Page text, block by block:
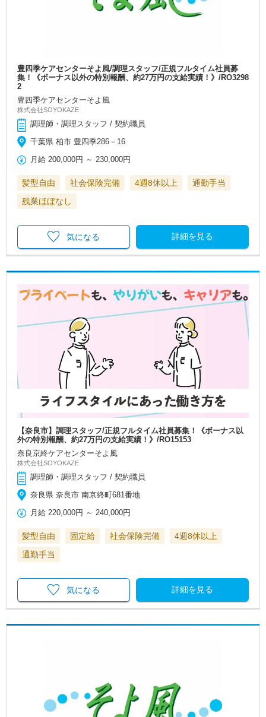
豊四季ケアセンターそよ風/調理スタッフ/正規フルタイム社員募
集！《ボーナス以外の特別報酬、約27万円の支給実績！》/RO3298
2
豊四季ケアセンターそよ風
株式会社SOYOKAZE
調理師・調理スタッフ / 契約職員
千葉県 柏市 豊四季286－16
月給 200,000円 ～ 230,000円
髪型自由 社会保険完備 4週8休以上
通勤手当
残業ほぼなし
詳細を見る
気になる
【奈良市】調理スタッフ/正規フルタイム社員募集！《ボーナス以
外の特別報酬、約27万円の支給実績！》/RO15153
奈良京終ケアセンターそよ風
株式会社SOYOKAZE
調理師・調理スタッフ / 契約職員
奈良県 奈良市 南京終町681番地
月給 220,000円 ～ 240,000円
髪型自由 固定給 社会保険完備
4週8休以上
通勤手当
詳細を見る
気になる